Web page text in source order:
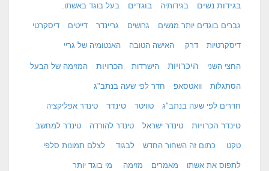
בגידות נשים בגידותיה בוגדים בעל בוגד באשתו.
גברים בוגדים יותר מנשים גרושים גריינדר דייטים דיסקרטי
דיסקרטיות דרק האישה הטובה האנטומיה של גריי
החצי השני היכרויות הישרדות הכרויות המזימה של הבעל
הסתגלות וואטסאפ חדר לפי שעה בנתב"ג
חדרים לפי שעה בנתב"ג טוויטר טינדר טינדר אפליקציה
טינדר הכרויות טינדר ישראל טינדר להורדה טינדר למחשב
טקט כתום זה השחור החדש לבגוד לצלם תמונות סלפי
לתפוס את אשתו מאמרים מזימה מי בוגד יותר